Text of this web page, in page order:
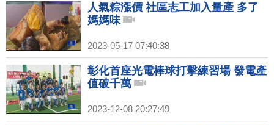
人氣粽漲價 社區志工加入量產 多了
媽媽味
2023-05-17 07:40:38
彰化首座光電棒球打擊練習場 發電產
值破千萬
2023-12-08 20:27:49